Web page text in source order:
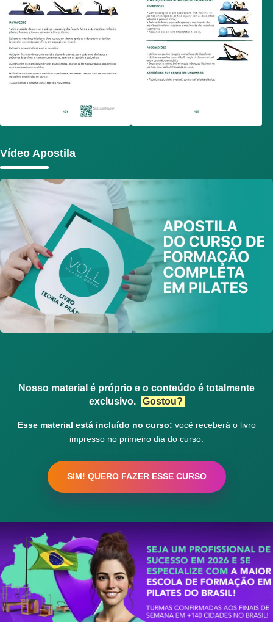
Vídeo Apostila
Nosso material é próprio e o conteúdo é totalmente
exclusivo.
Gostou?
Esse material está incluído no curso: você receberá o livro
impresso no primeiro dia do curso.
SIM! QUERO FAZER ESSE CURSO